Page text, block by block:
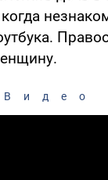
Видео